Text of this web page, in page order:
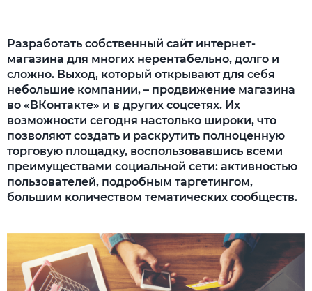
Разработать собственный сайт интернет-
магазина для многих нерентабельно, долго и
сложно. Выход, который открывают для себя
небольшие компании, – продвижение магазина
во «ВКонтакте» и в других соцсетях. Их
возможности сегодня настолько широки, что
позволяют создать и раскрутить полноценную
торговую площадку, воспользовавшись всеми
преимуществами социальной сети: активностью
пользователей, подробным таргетингом,
большим количеством тематических сообществ.